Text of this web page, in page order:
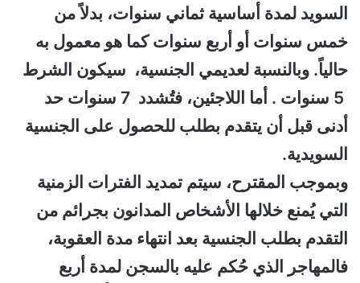
السويد لمدة أساسية ثماني سنوات، بدلاً من
خمس سنوات أو أربع سنوات كما هو معمول به
حالياً. وبالنسبة لعديمي الجنسية، سيكون الشرط
5 سنوات . أما اللاجئين، فتُشدد 7 سنوات حد
أدنى قبل أن يتقدم بطلب للحصول على الجنسية
السويدية.
وبموجب المقترح، سيتم تمديد الفترات الزمنية
التي يُمنع خلالها الأشخاص المدانون بجرائم من
التقدم بطلب الجنسية بعد انتهاء مدة العقوبة،
فالمهاجر الذي حُكم عليه بالسجن لمدة أربع